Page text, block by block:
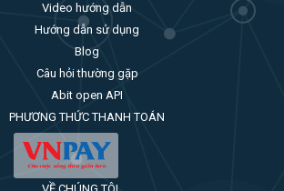
Video hướng dẫn
Hướng dẫn sử dụng
Blog
Câu hỏi thường gặp
Abit open API
PHƯƠNG THỨC THANH TOÁN